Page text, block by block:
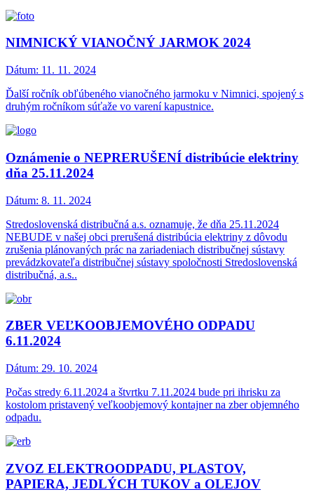
NIMNICKÝ VIANOČNÝ JARMOK 2024
Dátum: 11. 11. 2024
Ďalší ročník obľúbeného vianočného jarmoku v Nimnici, spojený s
druhým ročníkom súťaže vo varení kapustnice.
Oznámenie o NEPRERUŠENÍ distribúcie elektriny
dňa 25.11.2024
Dátum: 8. 11. 2024
Stredoslovenská distribučná a.s. oznamuje, že dňa 25.11.2024
NEBUDE v našej obci prerušená distribúcia elektriny z dôvodu
zrušenia plánovaných prác na zariadeniach distribučnej sústavy
prevádzkovateľa distribučnej sústavy spoločnosti Stredoslovenská
distribučná, a.s..
ZBER VEĽKOOBJEMOVÉHO ODPADU
6.11.2024
Dátum: 29. 10. 2024
Počas stredy 6.11.2024 a štvrtku 7.11.2024 bude pri ihrisku za
kostolom pristavený veľkoobjemový kontajner na zber objemného
odpadu.
ZVOZ ELEKTROODPADU, PLASTOV,
PAPIERA, JEDLÝCH TUKOV a OLEJOV